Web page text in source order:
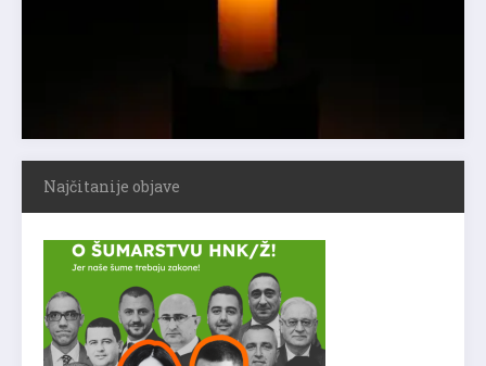
Najčitanije objave